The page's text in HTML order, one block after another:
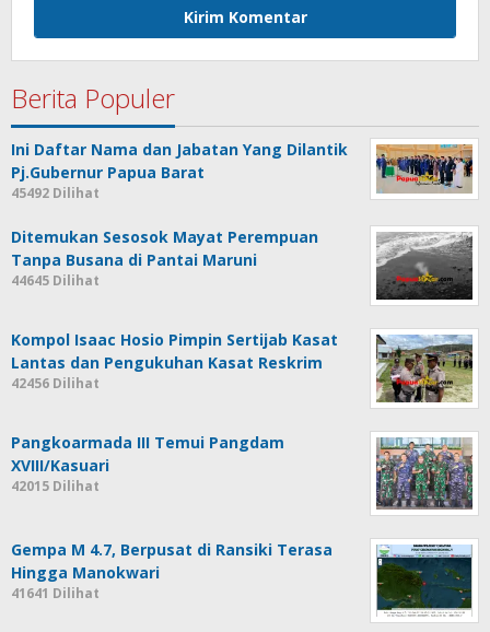
Berita Populer
Ini Daftar Nama dan Jabatan Yang Dilantik
Pj.Gubernur Papua Barat
45492 Dilihat
Ditemukan Sesosok Mayat Perempuan
Tanpa Busana di Pantai Maruni
44645 Dilihat
Kompol Isaac Hosio Pimpin Sertijab Kasat
Lantas dan Pengukuhan Kasat Reskrim
42456 Dilihat
Pangkoarmada III Temui Pangdam
XVIII/Kasuari
42015 Dilihat
Gempa M 4.7, Berpusat di Ransiki Terasa
Hingga Manokwari
41641 Dilihat